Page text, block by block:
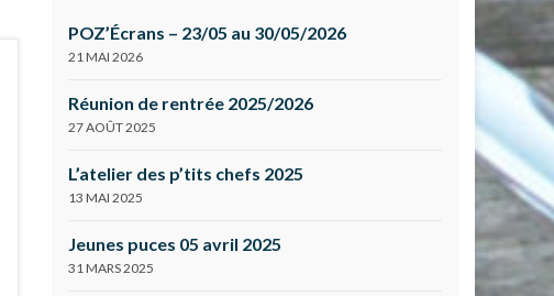
POZ’Écrans – 23/05 au 30/05/2026
21 MAI 2026
Réunion de rentrée 2025/2026
27 AOÛT 2025
L’atelier des p’tits chefs 2025
13 MAI 2025
Jeunes puces 05 avril 2025
31 MARS 2025